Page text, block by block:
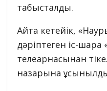
табысталды.
Айта кетейік,
дәріптеген іс-шара
телеарнасынан
назарына